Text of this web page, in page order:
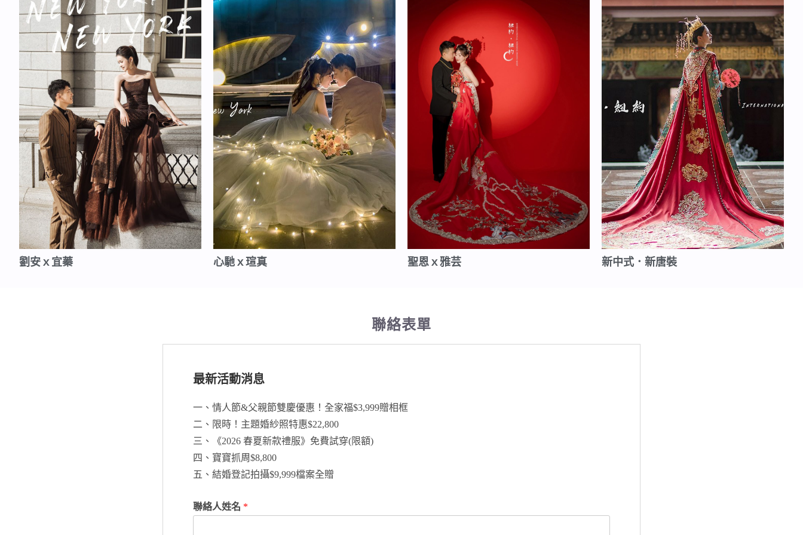
劉安ｘ宜蓁 心馳ｘ瑄真 聖恩ｘ雅芸 新中式．新唐裝
聯絡表單
最新活動消息
一、情人節&父親節雙慶優惠！全家福$3,999贈相框
二、限時！主題婚紗照特惠$22,800
三、《2026 春夏新款禮服》免費試穿(限額)
四、寶寶抓周$8,800
五、結婚登記拍攝$9,999檔案全贈
聯絡人姓名 *